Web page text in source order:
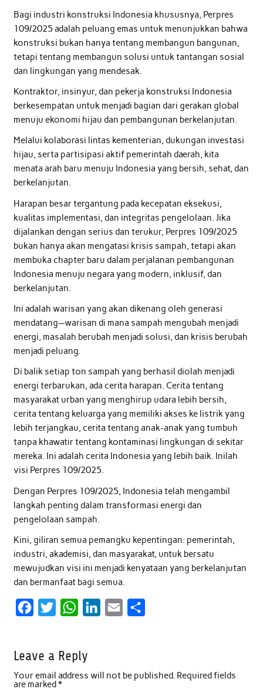
Bagi industri konstruksi Indonesia khususnya, Perpres
109/2025 adalah peluang emas untuk menunjukkan bahwa
konstruksi bukan hanya tentang membangun bangunan,
tetapi tentang membangun solusi untuk tantangan sosial
dan lingkungan yang mendesak.
Kontraktor, insinyur, dan pekerja konstruksi Indonesia
berkesempatan untuk menjadi bagian dari gerakan global
menuju ekonomi hijau dan pembangunan berkelanjutan.
Melalui kolaborasi lintas kementerian, dukungan investasi
hijau, serta partisipasi aktif pemerintah daerah, kita
menata arah baru menuju Indonesia yang bersih, sehat, dan
berkelanjutan.
Harapan besar tergantung pada kecepatan eksekusi,
kualitas implementasi, dan integritas pengelolaan. Jika
dijalankan dengan serius dan terukur, Perpres 109/2025
bukan hanya akan mengatasi krisis sampah, tetapi akan
membuka chapter baru dalam perjalanan pembangunan
Indonesia menuju negara yang modern, inklusif, dan
berkelanjutan.
Ini adalah warisan yang akan dikenang oleh generasi
mendatang—warisan di mana sampah mengubah menjadi
energi, masalah berubah menjadi solusi, dan krisis berubah
menjadi peluang.
Di balik setiap ton sampah yang berhasil diolah menjadi
energi terbarukan, ada cerita harapan. Cerita tentang
masyarakat urban yang menghirup udara lebih bersih,
cerita tentang keluarga yang memiliki akses ke listrik yang
lebih terjangkau, cerita tentang anak-anak yang tumbuh
tanpa khawatir tentang kontaminasi lingkungan di sekitar
mereka. Ini adalah cerita Indonesia yang lebih baik. Inilah
visi Perpres 109/2025.
Dengan Perpres 109/2025, Indonesia telah mengambil
langkah penting dalam transformasi energi dan
pengelolaan sampah.
Kini, giliran semua pemangku kepentingan: pemerintah,
industri, akademisi, dan masyarakat, untuk bersatu
mewujudkan visi ini menjadi kenyataan yang berkelanjutan
dan bermanfaat bagi semua.
e
b
t
W
t
s
e
l
e
Leave a Reply
Your email address will not be published. Required fields
are marked*